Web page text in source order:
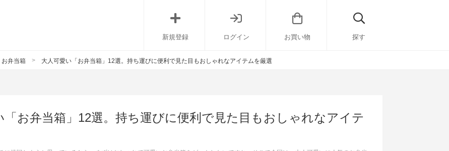
新規登録 ログイン お買い物 探す
お弁当箱 大人可愛い「お弁当箱」12選。持ち運びに便利で見た目もおしゃれなアイテムを厳選
「お弁当箱」12選。持ち運びに便利で見た目もおしゃれなアイテ